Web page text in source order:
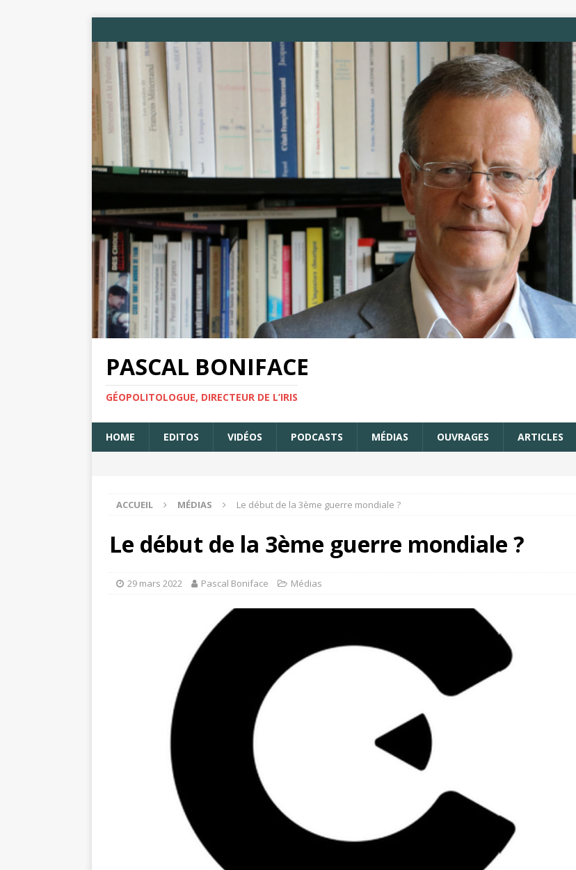
PASCAL BONIFACE
GÉOPOLITOLOGUE, DIRECTEUR DE L’IRIS
HOME EDITOS VIDÉOS PODCASTS MÉDIAS OUVRAGES ARTICLES
ACCUEIL MÉDIAS Le début de la 3ème guerre mondiale ?
Le début de la 3ème guerre mondiale ?
29 mars 2022 Pascal Boniface Médias